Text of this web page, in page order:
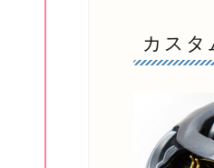
カスタ